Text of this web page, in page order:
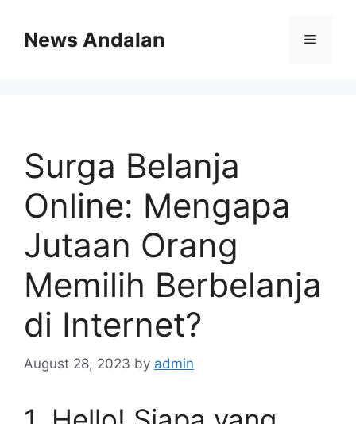
contentNews Andalan Menu
Surga Belanja
Online: Mengapa
Jutaan Orang
Memilih Berbelanja
di Internet?
August 28, 2023 by admin